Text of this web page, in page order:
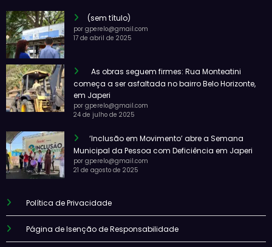
(sem título)
por gperelo@gmail.com
17 de abril de 2025
As obras seguem firmes: Rua Monteatini
começa a ser asfaltada no bairro Belo Horizonte,
em Japeri
por gperelo@gmail.com
24 de julho de 2025
‘Inclusão em Movimento’ abre a Semana
Municipal da Pessoa com Deficiência em Japeri
por gperelo@gmail.com
21 de agosto de 2025
Política de Privacidade
Página de Isenção de Responsabilidade